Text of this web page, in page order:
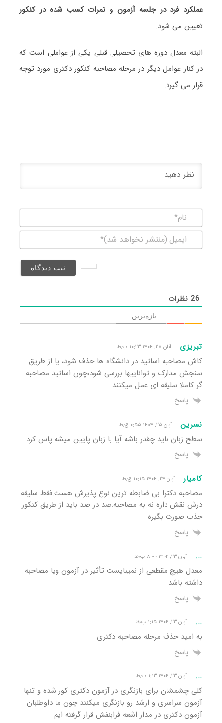
عملکرد فرد در جلسه آزمون و نمرات کسب شده در کنکور
تعیین می شود.
البته معدل دوره های تحصیلی قبلی یکی از عواملی است که
در کنار عوامل دیگر در مرحله مصاحبه کنکور دکتری مورد توجه
قرار می گیرد.
(منتشر
26نظرات
تازه‌ترین
تبریزی آبان ۲۸, ۱۴۰۴ ۱۰:۲۳ ب٫ظ
کاش مصاحبه اساتید در دانشگاه ها حذف شود، یا از طریق
سنجش مدارک و تواناییها بررسی شود،چون اساتید مصاحبه
گر کاملا سلیقه ای عمل میکنند
پاسخ
نسرین آبان ۲۵, ۱۴۰۴ ۰:۵۵ ق٫ظ
سطح زبان باید چقدر باشه آیا با زبان پایین میشه پاس کرد
پاسخ
کامیار آبان ۲۴, ۱۴۰۴ ۱۰:۱۵ ق٫ظ
مصاحبه دکترا بی ضابطه ترین نوع پذیرش هست.فقط سلیقه
درش نقش داره نه به مصاحبه.صد در صد باید از طریق کنکور
جذب صورت بگیره
پاسخ
... آبان ۲۳, ۱۴۰۴ ۸:۰۰ ب٫ظ
معدل هیچ مقطعی از نمیبایست تأثیر در آزمون ویا مصاحبه
داشته باشد
پاسخ
... آبان ۲۳, ۱۴۰۴ ۱:۱۵ ب٫ظ
به امید حذف مرحله مصاحبه دکتری
پاسخ
... آبان ۲۳, ۱۴۰۴ ۱:۱۳ ب٫ظ
کلی چشمشان برای بازنگری در آزمون دکتری کور شده و تنها
آزمون سراسری و ارشد رو بازنگری میکنند چون ما داوطلبان
آزمون دکتری در مدار اشعه فرابنفش قرار گرفته ایم